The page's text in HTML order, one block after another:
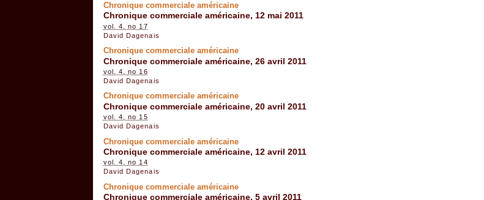
Chronique commerciale américaine
Chronique commerciale américaine, 12 mai 2011
vol. 4, no 17
David Dagenais
Chronique commerciale américaine
Chronique commerciale américaine, 26 avril 2011
vol. 4, no 16
David Dagenais
Chronique commerciale américaine
Chronique commerciale américaine, 20 avril 2011
vol. 4, no 15
David Dagenais
Chronique commerciale américaine
Chronique commerciale américaine, 12 avril 2011
vol. 4, no 14
David Dagenais
Chronique commerciale américaine
Chronique commerciale américaine, 5 avril 2011